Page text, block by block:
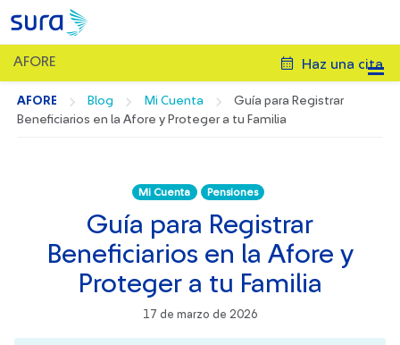
AFORE Haz una cita
AFORE Blog Mi Cuenta
Guía para Registrar
Beneficiarios en la Afore y Proteger a tu Familia
Mi Cuenta Pensiones
Guía para Registrar
Beneficiarios en la Afore y
Proteger a tu Familia
17 de marzo de 2026